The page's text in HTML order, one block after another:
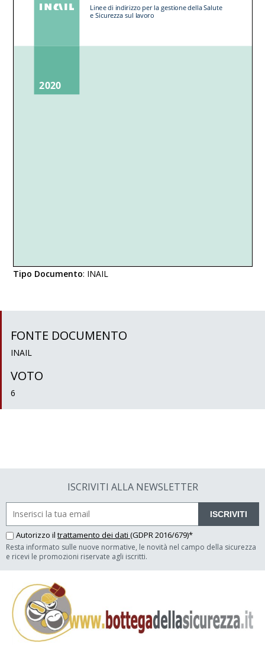
Tipo Documento: INAIL
FONTE DOCUMENTO
INAIL
VOTO
6
ISCRIVITI ALLA NEWSLETTER
ISCRIVITI
Autorizzo il trattamento dei dati (GDPR 2016/679)*
Resta informato sulle nuove normative, le novità nel campo della sicurezza
e ricevi le promozioni riservate agli iscritti.